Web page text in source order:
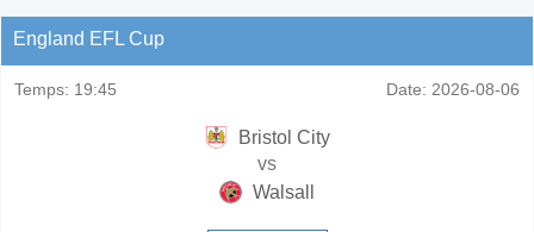
England EFL Cup
Temps: 19:45 Date: 2026-08-06
Bristol City
vs
Walsall